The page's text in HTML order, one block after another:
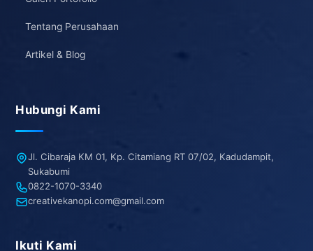
Tentang Perusahaan
Artikel & Blog
Hubungi Kami
Jl. Cibaraja KM 01, Kp. Citamiang RT 07/02, Kadudampit,
Sukabumi
0822-1070-3340
creativekanopi.com@gmail.com
Ikuti Kami